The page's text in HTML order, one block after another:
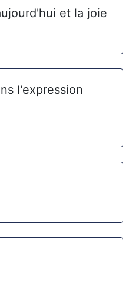
et la joie
l'expression